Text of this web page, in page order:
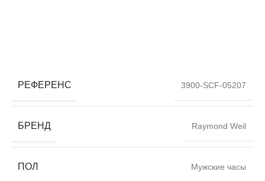
РЕФЕРЕНС 3900-SCF-05207
БРЕНД Raymond Weil
ПОЛ Мужские часы